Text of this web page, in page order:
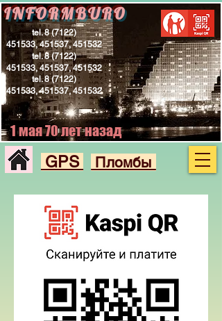
INFORMBURO
tel.8 (7122)
451533, 451537, 451532
tel.8 (7122)
451533, 451537, 451532
tel.8 (7122)
451533, 451537, 451532
GPS Пломбы
1 мая 70 лет назад